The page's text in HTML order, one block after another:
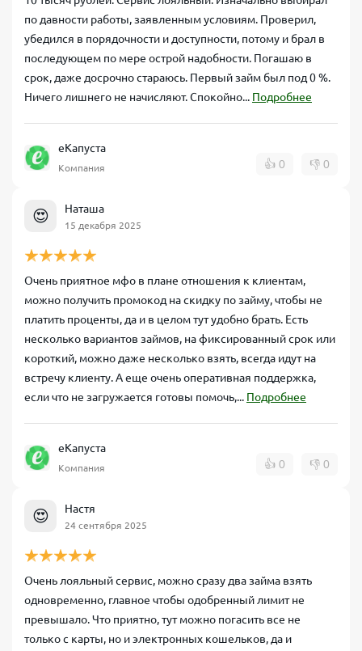
по давности работы, заявленным условиям. Проверил,
убедился в порядочности и доступности, потому и брал в
последующем по мере острой надобности. Погашаю в
срок, даже досрочно стараюсь. Первый займ был под 0 %.
Ничего лишнего не начисляют. Спокойно... Подробнее
еКапуста
Компания 👍 0 👎 0
😍 Наташа
15 декабря 2025
Очень приятное мфо в плане отношения к клиентам,
можно получить промокод на скидку по займу, чтобы не
платить проценты, да и в целом тут удобно брать. Есть
несколько вариантов займов, на фиксированный срок или
короткий, можно даже несколько взять, всегда идут на
встречу клиенту. А еще очень оперативная поддержка,
если что не загружается готовы помочь,... Подробнее
еКапуста
Компания 👍 0 👎 0
😍 Настя
24 сентября 2025
Очень лояльный сервис, можно сразу два займа взять
одновременно, главное чтобы одобренный лимит не
превышало. Что приятно, тут можно погасить все не
только с карты, но и электронных кошельков, да и